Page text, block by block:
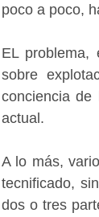
poco a poco,
EL problema,
sobre
conciencia
actual.
A lo más,
tecnificado,
dos o tres